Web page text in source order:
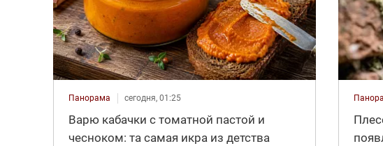
Панорама сегодня, 01:25
Варю кабачки с томатной пастой и
чесноком: та самая икра из детства